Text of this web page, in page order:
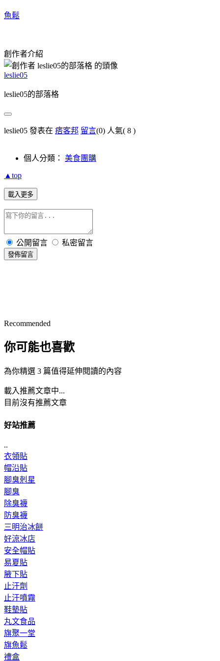
魚鬆
創作者介紹
leslie05
leslie05的部落格
leslie05 發表在 痞客邦 留言(0) 人氣( 8 )
個人分類： 美食團購
▲top
載入更多
公開留言 私密留言
發佈留言
Recommended
你可能也喜歡
為你精選 3 篇值得延伸閱讀的內容
載入推薦文章中...
目前沒有推薦文章
好站推薦
..
衣領貼
帽沿貼
腳臭剋星
腳臭
除臭襪
防臭襪
三明治冰餅
好涼冰店
安全帽貼
易夏貼
腋下貼
止汗劑
止汗噴霧
鞋墊貼
丸文食品
旗聚一堂
旗魚鬆
禮盒